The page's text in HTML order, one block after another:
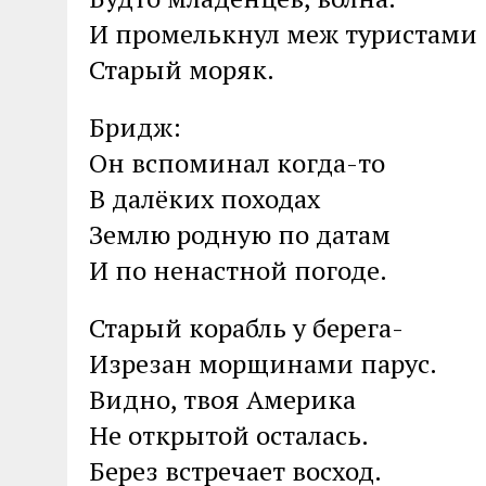
И промелькнул меж туристами
Старый моряк.
Бридж:
Он вспоминал когда-то
В далёких походах
Землю родную по датам
И по ненастной погоде.
Старый корабль у берега-
Изрезан морщинами парус.
Видно, твоя Америка
Не открытой осталась.
Берез встречает восход.